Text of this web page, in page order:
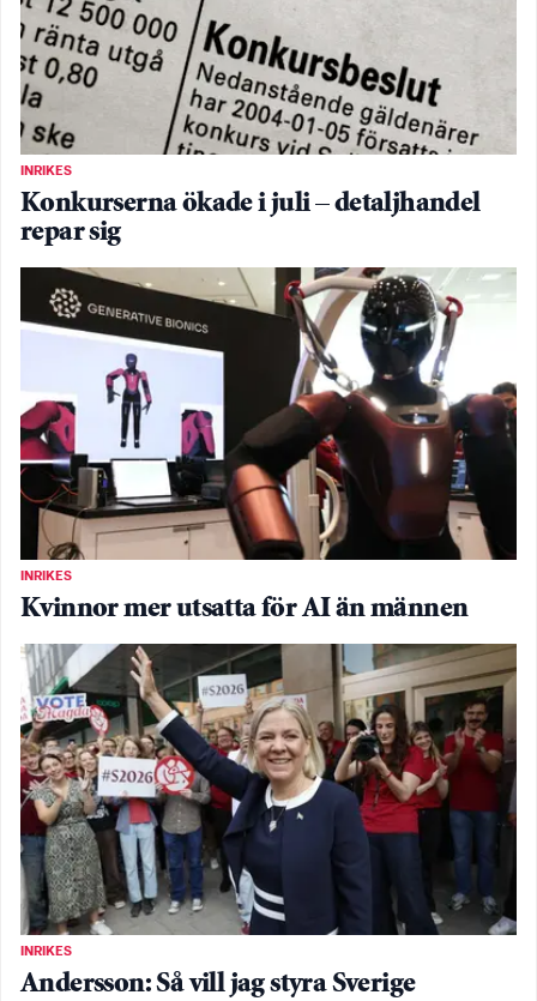
INRIKES
Konkurserna ökade i juli – detaljhandel
repar sig
INRIKES
Kvinnor mer utsatta för AI än männen
INRIKES
Andersson: Så vill jag styra Sverige